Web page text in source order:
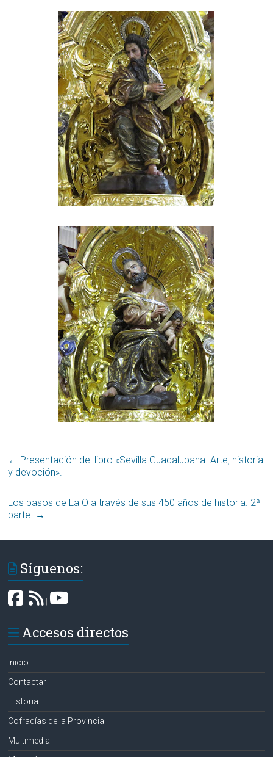
← Presentación del libro «Sevilla Guadalupana. Arte, historia
y devoción».
Los pasos de La O a través de sus 450 años de historia. 2ª
parte. →
Síguenos:
|
Accesos directos
inicio
Contactar
Historia
Cofradías de la Provincia
Multimedia